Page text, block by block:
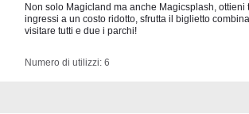
Non solo Magicland ma anche Magicsplash, ottieni
ingressi a un costo ridotto, sfrutta il biglietto
visitare tutti e due i parchi!
Numero di utilizzi: 6